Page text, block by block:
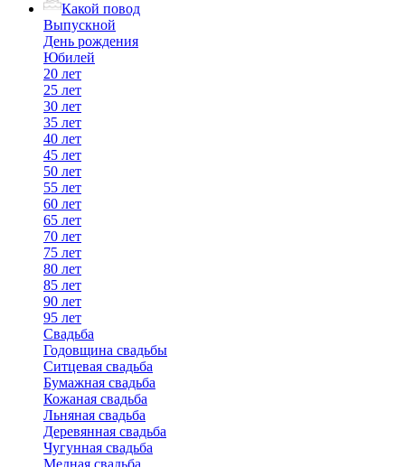
Какой повод
Выпускной
День рождения
Юбилей
20 лет
25 лет
30 лет
35 лет
40 лет
45 лет
50 лет
55 лет
60 лет
65 лет
70 лет
75 лет
80 лет
85 лет
90 лет
95 лет
Свадьба
Годовщина свадьбы
Ситцевая свадьба
Бумажная свадьба
Кожаная свадьба
Льняная свадьба
Деревянная свадьба
Чугунная свадьба
Медная свадьба